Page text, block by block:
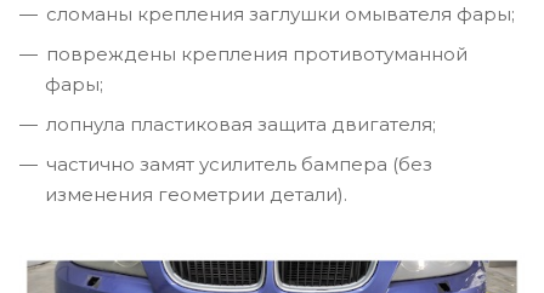
сломаны крепления заглушки омывателя фары;
повреждены крепления противотуманной
фары;
лопнула пластиковая защита двигателя;
частично замят усилитель бампера (без
изменения геометрии детали).